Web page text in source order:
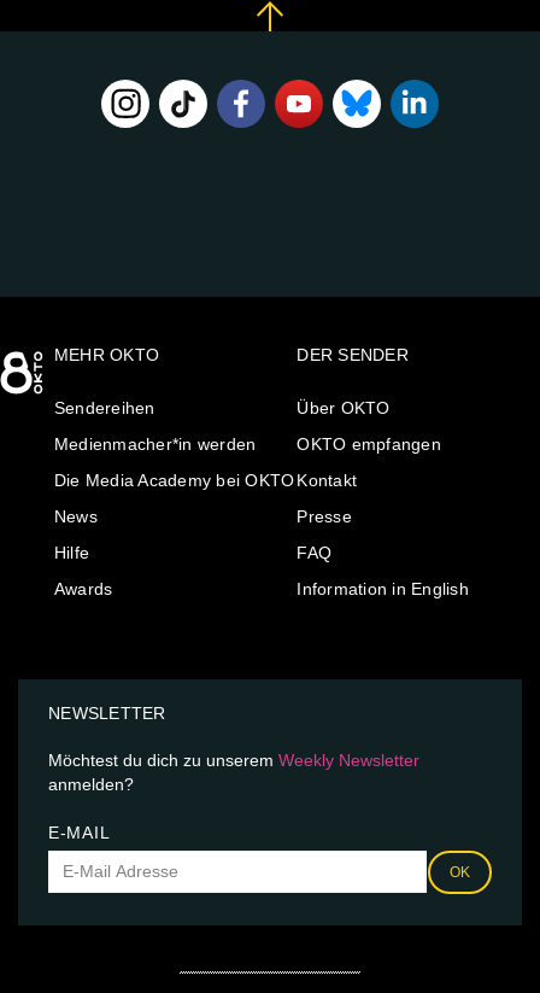
MEHR OKTO
Sendereihen
Medienmacher*in werden
Die Media Academy bei OKTO
News
Hilfe
Awards
DER SENDER
Über OKTO
OKTO empfangen
Kontakt
Presse
FAQ
Information in English
NEWSLETTER
Möchtest du dich zu unserem Weekly Newsletter
anmelden?
E-MAIL
OK